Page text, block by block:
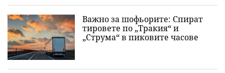
Важно за шофьорите: Спират
тировете по „Тракия“ и
„Струма“ в пиковите часове